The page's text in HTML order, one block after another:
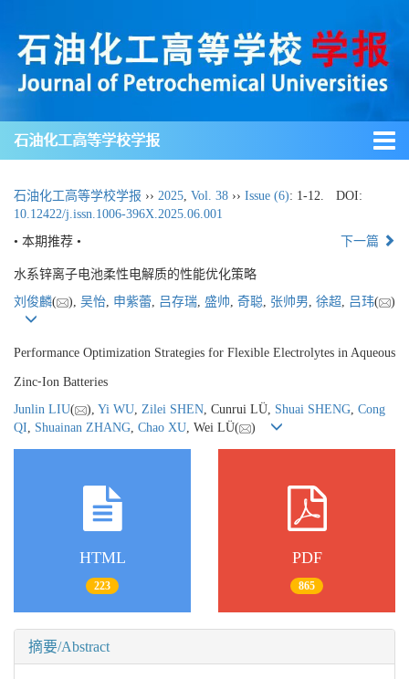
石油化工高等学校学报
石油化工高等学校学报 ›› 2025 Vol. 38 ›› Issue (6): 1-12.
DOI:
10.12422/j.issn.1006-396X.2025.06.001
• 本期推荐 •
下一篇
水系锌离子电池柔性电解质的性能优化策略
刘俊麟( ), 吴怡, 申紫蕾, 吕存瑞, 盛帅, 奇聪, 张帅男, 徐超, 吕玮( )
Performance Optimization Strategies for Flexible Electrolytes in Aqueous
Zinc⁃Ion Batteries
Junlin LIU( ), Yi WU, Zilei SHEN, Cunrui LÜ, Shuai SHENG, Cong
QI, Shuainan ZHANG, Chao XU, Wei LÜ( )
HTML
223
PDF
865
摘要/Abstract